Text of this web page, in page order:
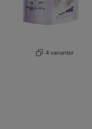
4 varianter